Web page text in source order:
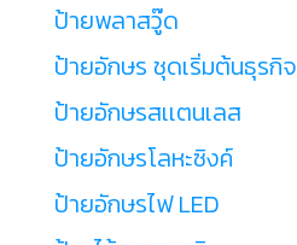
ป้ายพลาสวู๊ด
ป้ายอักษร ชุดเริ่มต้นธุรกิจ
ป้ายอักษรสเเตนเลส
ป้ายอักษรโลหะซิงค์
ป้ายอักษรไฟ LED